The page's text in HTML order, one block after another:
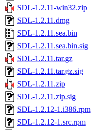
SDL-1.2.11-win32.zip
SDL-1.2.11.dmg
SDL-1.2.11.sea.bin
SDL-1.2.11.sea.bin.sig
SDL-1.2.11.tar.gz
SDL-1.2.11.tar.gz.sig
SDL-1.2.11.zip
SDL-1.2.11.zip.sig
SDL-1.2.12-1.i386.rpm
SDL-1.2.12-1.src.rpm